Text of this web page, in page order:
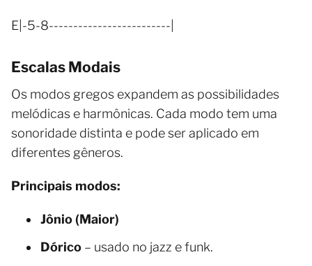
E|-5-8-------------------------|
Escalas Modais
Os modos gregos expandem as possibilidades
melódicas e harmônicas. Cada modo tem uma
sonoridade distinta e pode ser aplicado em
diferentes gêneros.
Principais modos:
Jônio (Maior)
Dórico – usado no jazz e funk.